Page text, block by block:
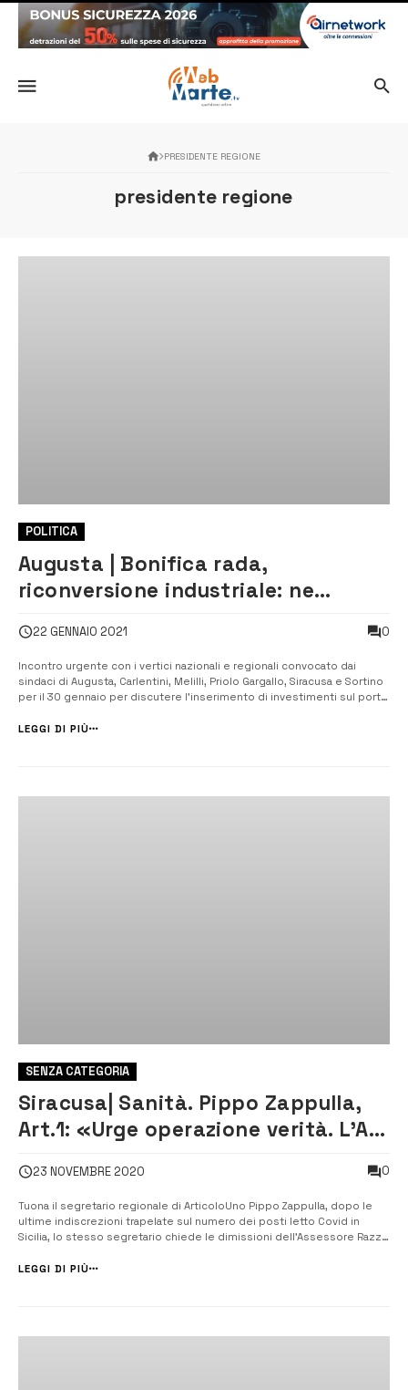
PRESIDENTE REGIONE
presidente regione
POLITICA
Augusta | Bonifica rada,
riconversione industriale: ne
Recovery Fund i sindaci
22 GENNAIO 2021 0
Incontro urgente con i vertici nazionali e regionali convocato dai
sindaci di Augusta, Carlentini, Melilli, Priolo Gargallo, Siracusa e Sortino
per il 30 gennaio per discutere l’inserimento di investimenti sul porto
progetti di riconversione industriale del polo petrolchim...
LEGGI DI PIÙ
SENZA CATEGORIA
Siracusa| Sanità. Pippo Zappulla,
Art.1: «Urge operazione verità. L’Ars
23 NOVEMBRE 2020 0
Tuona il segretario regionale di ArticoloUno Pippo Zappulla, dopo le
ultime indiscrezioni trapelate sul numero dei posti letto Covid in
Sicilia, lo stesso segretario chiede le dimissioni dell’Assessore Razza
sconcertante quanto ascoltato, perché lascia aperte ipotesi anche
LEGGI DI PIÙ